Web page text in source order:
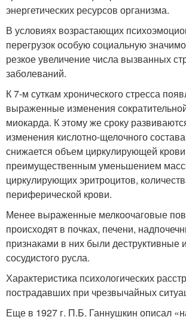
энергетических ресурсов организма.
В условиях возрастающих
перегрузок особую социальную
резкое увеличение числа вызванных
заболеваний.
К 7-м суткам хронического стресса
выраженные изменения
миокарда. К этому же сроку
изменения кислотно-щелочного
снижается объем циркулирующей
преимущественным уменьшением
циркулирующих эритроцитов,
периферической крови.
Менее выраженные мелкоочаговые
происходят в почках, печени,
признаками в них были деструктивные
сосудистого русла.
Характеристика психологических
пострадавших при чрезвычайных
Еще в 1927 г. П.Б. Ганнушкин описал